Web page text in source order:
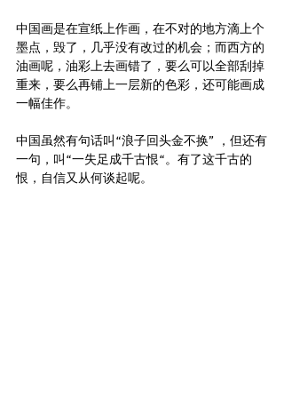
中国画是在宣纸上作画，在不对的地方滴上个
墨点，毁了，几乎没有改过的机会；而西方的
油画呢，油彩上去画错了，要么可以全部刮掉
重来，要么再铺上一层新的色彩，还可能画成
一幅佳作。
中国虽然有句话叫“浪子回头金不换” ，但还有
一句，叫“一失足成千古恨“。有了这千古的
恨，自信又从何谈起呢。